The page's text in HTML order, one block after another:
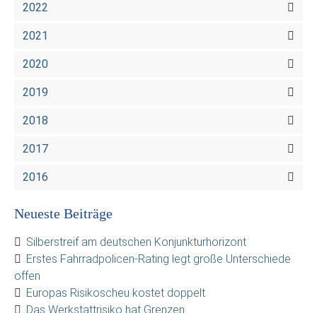
2022
2021
2020
2019
2018
2017
2016
Neueste Beiträge
Silberstreif am deutschen Konjunkturhorizont
Erstes Fahrradpolicen-Rating legt große Unterschiede
offen
Europas Risikoscheu kostet doppelt
Das Werkstattrisiko hat Grenzen